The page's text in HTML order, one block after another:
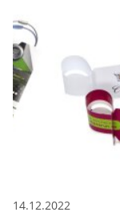
14.12.2022